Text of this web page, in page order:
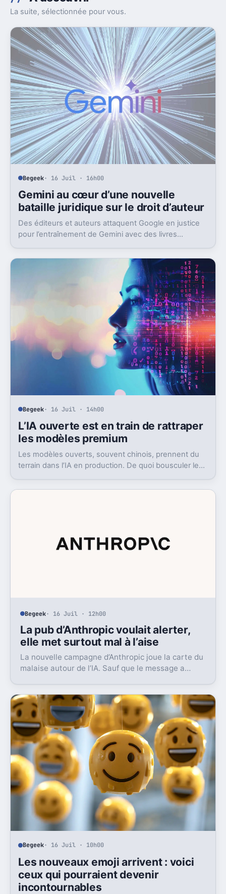
La suite, sélectionnée pour vous.
Begeek· 16 Juil · 16h00
Gemini au cœur d’une nouvelle
bataille juridique sur le droit d’auteur
Des éditeurs et auteurs attaquent Google en justice
pour l’entraînement de Gemini avec des livres
Begeek· 16 Juil · 14h00
L’IA ouverte est en train de rattraper
les modèles premium
Les modèles ouverts, souvent chinois, prennent du
terrain dans l’IA en production. De quoi bousculer le
Begeek· 16 Juil · 12h00
La pub d’Anthropic voulait alerter,
elle met surtout mal à l’aise
La nouvelle campagne d’Anthropic joue la carte du
malaise autour de l’IA. Sauf que le message a
Begeek· 16 Juil · 10h00
Les nouveaux emoji arrivent : voici
ceux qui pourraient devenir
incontournables